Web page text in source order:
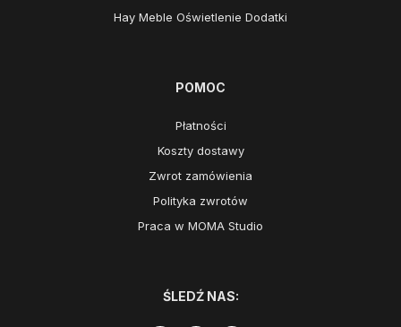
Hay Meble Oświetlenie Dodatki
POMOC
Płatności
Koszty dostawy
Zwrot zamówienia
Polityka zwrotów
Praca w MOMA Studio
ŚLEDŹ NAS: